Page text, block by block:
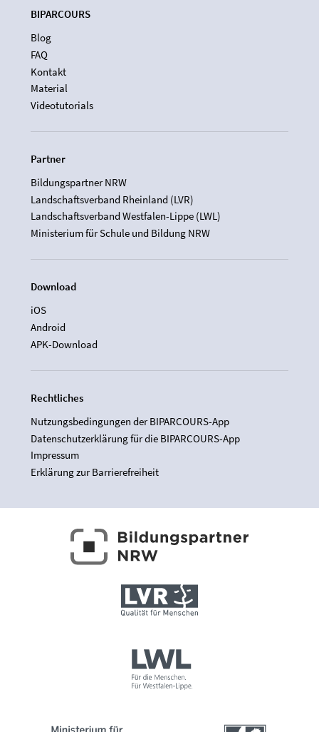
BIPARCOURS
Blog
FAQ
Kontakt
Material
Videotutorials
Partner
Bildungspartner NRW
Landschaftsverband Rheinland (LVR)
Landschaftsverband Westfalen-Lippe (LWL)
Ministerium für Schule und Bildung NRW
Download
iOS
Android
APK-Download
Rechtliches
Nutzungsbedingungen der BIPARCOURS-App
Datenschutzerklärung für die BIPARCOURS-App
Impressum
Erklärung zur Barrierefreiheit